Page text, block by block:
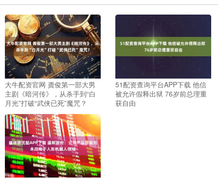
大牛配资官网 龚俊第一部大男
主剧《暗河传》，从杀手到“白
月光”打破“武侠已死”魔咒？
51配资查询平台APP下载 他信
被允许假释出狱 76岁前总理重
获自由